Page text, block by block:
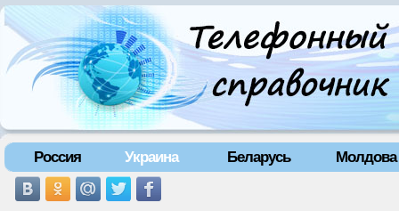
Россия Украина Беларусь Молдова